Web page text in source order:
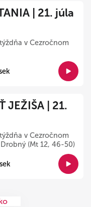
| 21. júla
v Cezročnom
JEŽIŠA | 21.
v Cezročnom
(Mt 12, 46-50)